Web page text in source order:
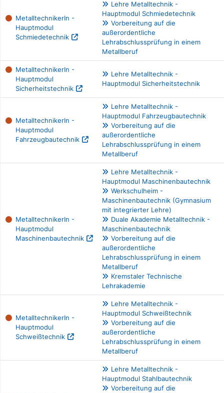
MetalltechnikerIn -
Hauptmodul
Schmiedetechnik
Lehre Metalltechnik -
Hauptmodul Schmiedetechnik
Vorbereitung auf die
außerordentliche
Lehrabschlussprüfung in einem
Metallberuf
MetalltechnikerIn -
Hauptmodul
Sicherheitstechnik
Lehre Metalltechnik -
Hauptmodul Sicherheitstechnik
MetalltechnikerIn -
Hauptmodul
Fahrzeugbautechnik
Lehre Metalltechnik -
Hauptmodul Fahrzeugbautechnik
Vorbereitung auf die
außerordentliche
Lehrabschlussprüfung in einem
Metallberuf
MetalltechnikerIn -
Hauptmodul
Maschinenbautechnik
Lehre Metalltechnik -
Hauptmodul Maschinenbautechnik
Werkschulheim -
Maschinenbautechnik (Gymnasium
mit integrierter Lehre)
Duale Akademie Metalltechnik -
Maschinenbautechnik
Vorbereitung auf die
außerordentliche
Lehrabschlussprüfung in einem
Metallberuf
Kremstaler Technische
Lehrakademie
MetalltechnikerIn -
Hauptmodul
Schweißtechnik
Lehre Metalltechnik -
Hauptmodul Schweißtechnik
Vorbereitung auf die
außerordentliche
Lehrabschlussprüfung in einem
Metallberuf
Lehre Metalltechnik -
Hauptmodul Stahlbautechnik
Vorbereitung auf die